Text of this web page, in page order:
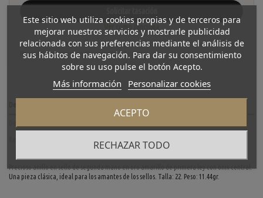
Ver cómo funciona
La tasación está sujeta a revisión y aceptación tras recibir y verificar las piezas.
No se descuenta automáticamente del carrito.
Precioso anillo en sello de segunda mano en oro amarillo de primera ley con ónix central.
Una pieza clásica, ideal para los amantes de los sellos. Talla: 22. Peso: 11.44gr.
Este sitio web utiliza cookies propias y de terceros para
mejorar nuestros servicios y mostrarle publicidad
relacionada con sus preferencias mediante el análisis de
sus hábitos de navegación. Para dar su consentimiento
sobre su uso pulse el botón Acepto.
Más información Personalizar cookies
RECHAZAR TODO
ACEPTO